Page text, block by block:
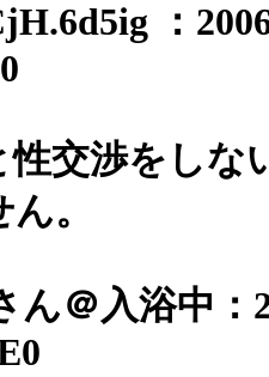
：
性交渉をしな
。
ん＠入浴中：